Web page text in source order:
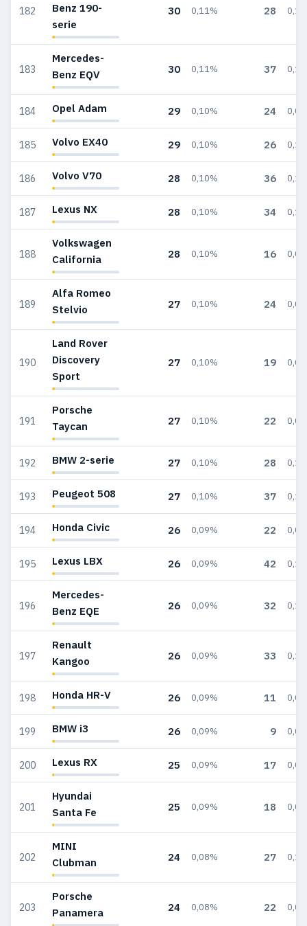
182
Benz 190-
serie
30 0,11% 28
183
Mercedes-
Benz EQV
30 0,11% 37
184 Opel Adam 29 0,10% 24
185 Volvo EX40 29 0,10% 26
186 Volvo V70 28 0,10% 36
187 Lexus NX 28 0,10% 34
188
Volkswagen
California
28 0,10% 16
189
Alfa Romeo
Stelvio
27 0,10% 24
190
Land Rover
Discovery
Sport
27 0,10% 19
191
Porsche
Taycan
27 0,10% 22
192 BMW 2-serie 27 0,10% 28
193 Peugeot 508 27 0,10% 37
194 Honda Civic 26 0,09% 22
195 Lexus LBX 26 0,09% 42
196
Mercedes-
Benz EQE
26 0,09% 32
197
Renault
Kangoo
26 0,09% 33
198 Honda HR-V 26 0,09% 11
199 BMW i3 26 0,09% 9
200 Lexus RX 25 0,09% 17
201
Hyundai
Santa Fe
25 0,09% 18
202
MINI
Clubman
24 0,08% 27
203
Porsche
Panamera
24 0,08% 22